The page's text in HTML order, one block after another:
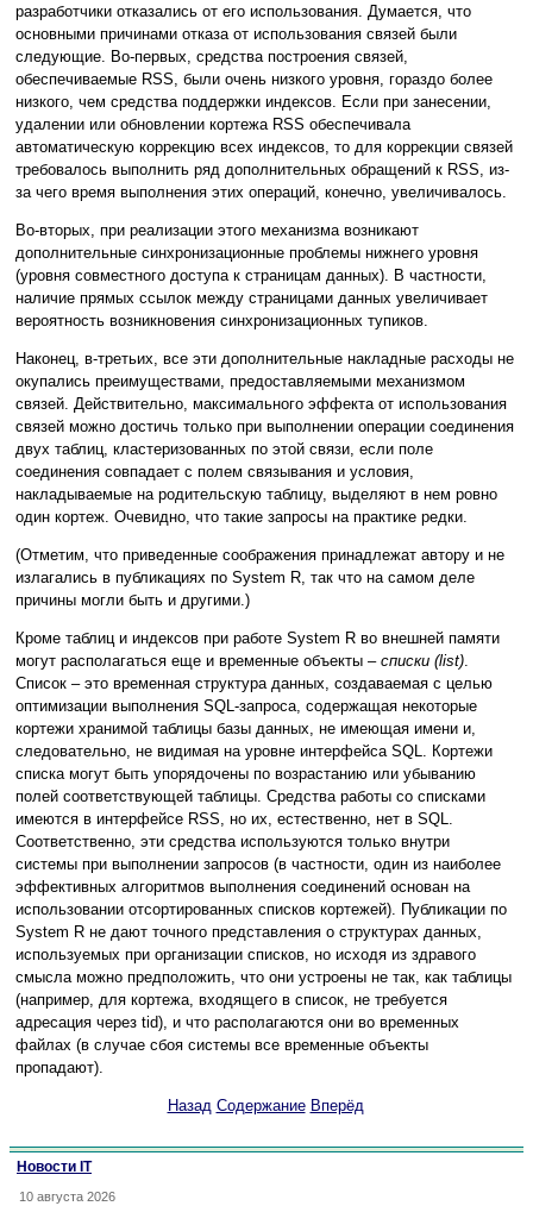
разработчики отказались от его использования. Думается, что
основными причинами отказа от использования связей были
следующие. Во-первых, средства построения связей,
обеспечиваемые RSS, были очень низкого уровня, гораздо более
низкого, чем средства поддержки индексов. Если при занесении,
удалении или обновлении кортежа RSS обеспечивала
автоматическую коррекцию всех индексов, то для коррекции связей
требовалось выполнить ряд дополнительных обращений к RSS, из-
за чего время выполнения этих операций, конечно, увеличивалось.
Во-вторых, при реализации этого механизма возникают
дополнительные синхронизационные проблемы нижнего уровня
(уровня совместного доступа к страницам данных). В частности,
наличие прямых ссылок между страницами данных увеличивает
вероятность возникновения синхронизационных тупиков.
Наконец, в-третьих, все эти дополнительные накладные расходы не
окупались преимуществами, предоставляемыми механизмом
связей. Действительно, максимального эффекта от использования
связей можно достичь только при выполнении операции соединения
двух таблиц, кластеризованных по этой связи, если поле
соединения совпадает с полем связывания и условия,
накладываемые на родительскую таблицу, выделяют в нем ровно
один кортеж. Очевидно, что такие запросы на практике редки.
(Отметим, что приведенные соображения принадлежат автору и не
излагались в публикациях по System R, так что на самом деле
причины могли быть и другими.)
Кроме таблиц и индексов при работе System R во внешней памяти
могут располагаться еще и временные объекты – списки (list).
Список – это временная структура данных, создаваемая с целью
оптимизации выполнения SQL-запроса, содержащая некоторые
кортежи хранимой таблицы базы данных, не имеющая имени и,
следовательно, не видимая на уровне интерфейса SQL. Кортежи
списка могут быть упорядочены по возрастанию или убыванию
полей соответствующей таблицы. Средства работы со списками
имеются в интерфейсе RSS, но их, естественно, нет в SQL.
Соответственно, эти средства используются только внутри
системы при выполнении запросов (в частности, один из наиболее
эффективных алгоритмов выполнения соединений основан на
использовании отсортированных списков кортежей). Публикации по
System R не дают точного представления о структурах данных,
используемых при организации списков, но исходя из здравого
смысла можно предположить, что они устроены не так, как таблицы
(например, для кортежа, входящего в список, не требуется
адресация через tid), и что располагаются они во временных
файлах (в случае сбоя системы все временные объекты
пропадают).
Назад Содержание Вперёд
Новости IT
10 августа 2026